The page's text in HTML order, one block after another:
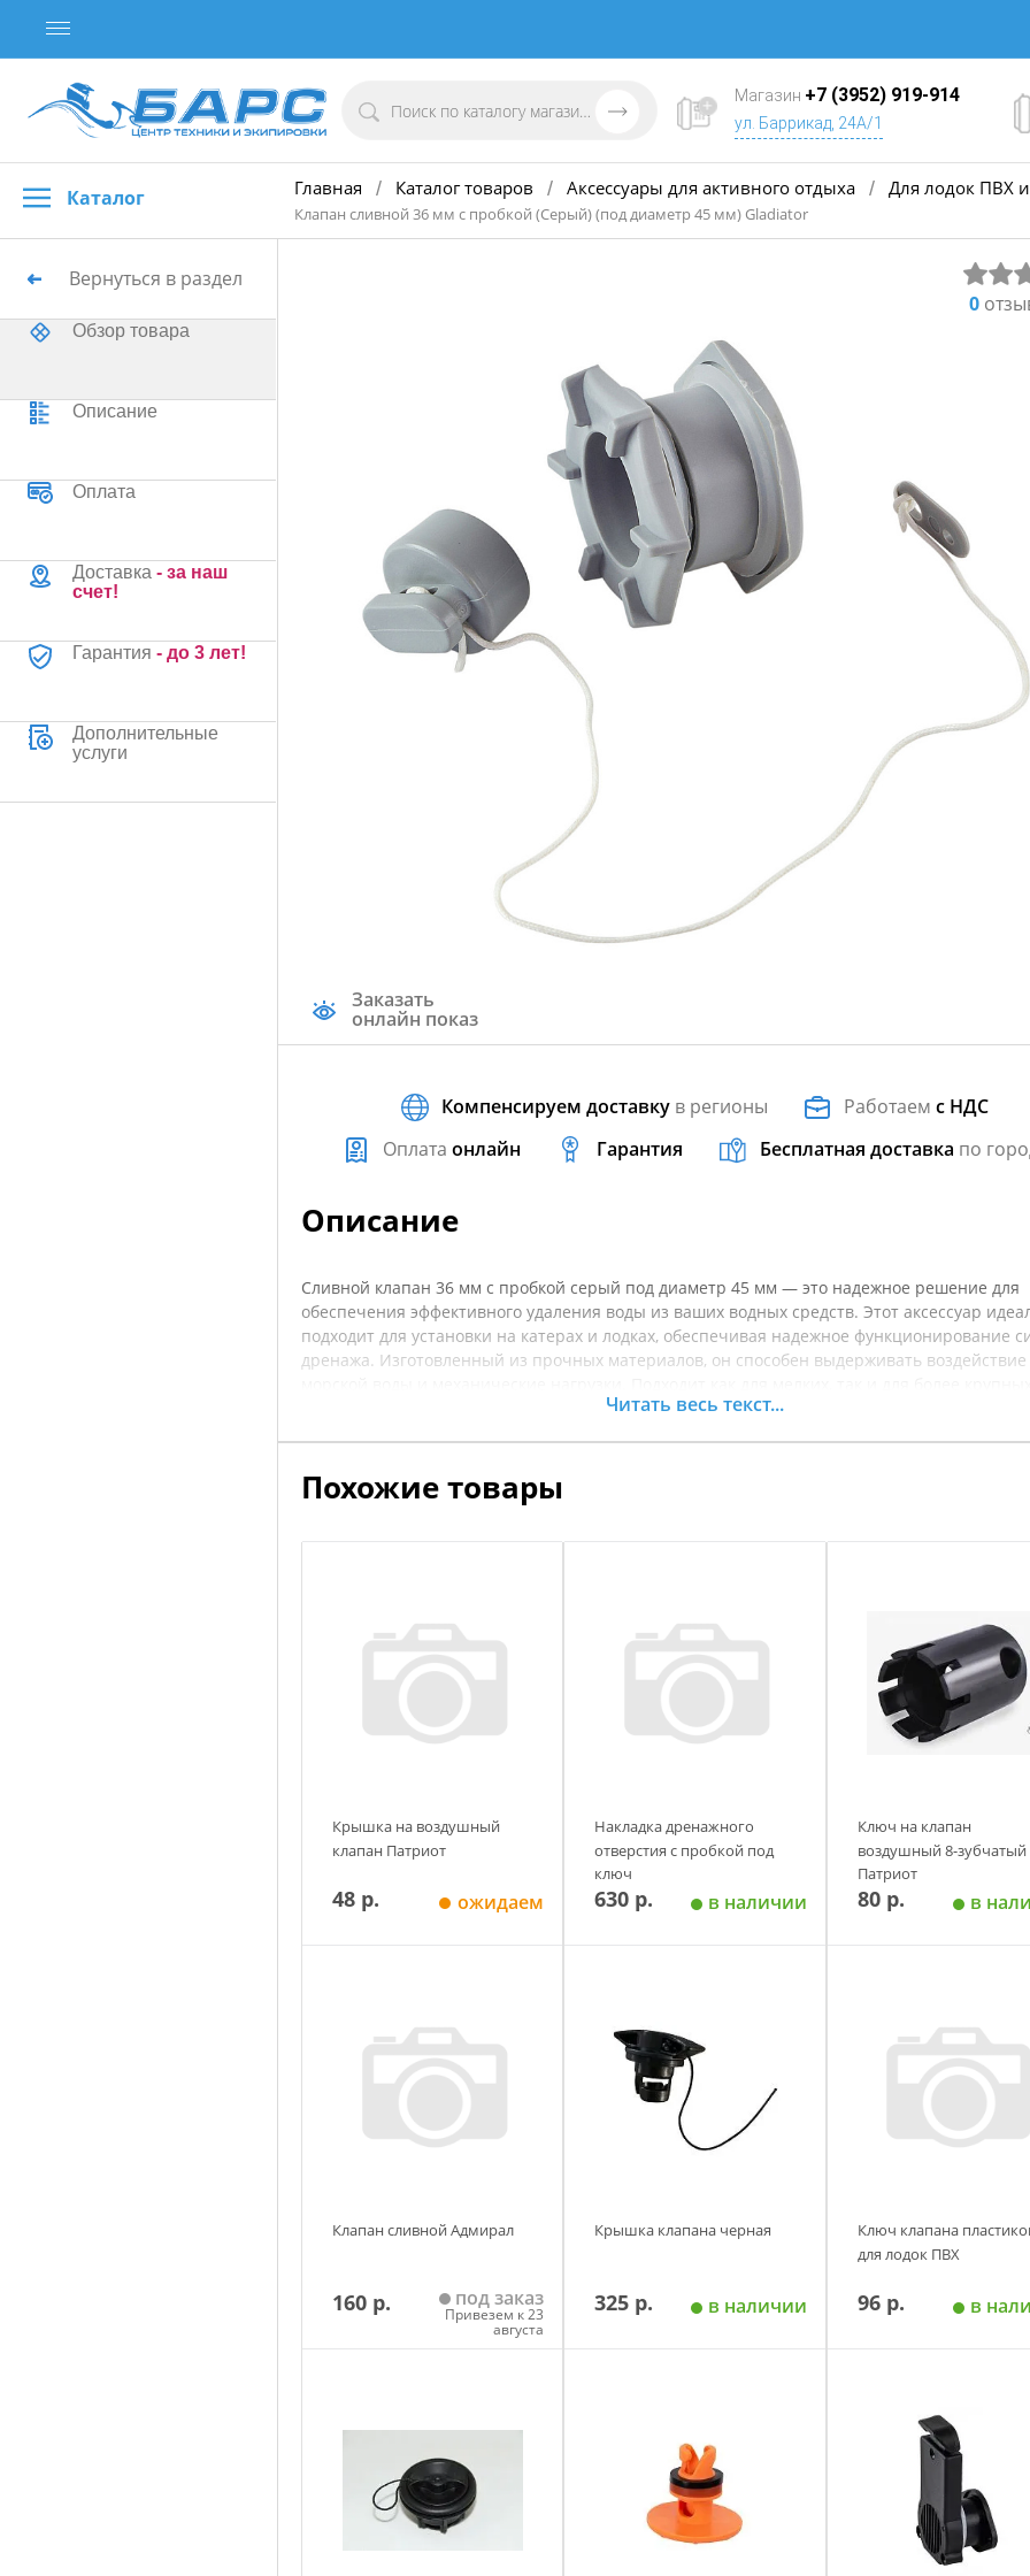
Магазин +7 (3952) 919-914
ул. Баррикад, 24А/1
Каталог Главная / Каталог товаров / Аксессуары для активного отдыха / Для лодок ПВХ и
Клапан сливной 36 мм с пробкой (Серый) (под диаметр 45 мм) Gladiator
Вернуться в раздел
Обзор товара
Описание
Оплата
Доставка - за наш
счет!
Гарантия - до 3 лет!
Дополнительные
услуги
0
Заказать
онлайн показ
Компенсируем доставку в регионы Работаемс НДС
Оплата онлайн Гарантия Бесплатная доставка по
Описание
Сливной клапан 36 мм с пробкой серый под диаметр 45 мм — это надежное решение для
обеспечения эффективного удаления воды из ваших водных средств. Этот аксессуар
подходит для установки на катерах и лодках, обеспечивая надежное функционирование
дренажа. Изготовленный из прочных материалов, он способен выдерживать воздействие
моделей, гарантируя безопасность и долговечность. Установка такого сливного клапана
компонентом для владельцев лодок и катеров. Перед покупкой рекомендуется уточнять
характеристики товара, чтобы убедиться в его совместимости с вашим оборудованием.
Читать весь текст...
Похожие товары
Крышка на воздушный
клапан Патриот
48 р. ожидаем
Накладка дренажного
отверстия с пробкой под
ключ
630 р. в наличии
Ключ на клапан
воздушный 8-зубчатый
Патриот
80 р. в
Клапан сливной Адмирал
160 р. под заказ
Привезем к 23
августа
Крышка клапана черная
325 р. в наличии
Ключ клапана
для лодок ПВХ
96 р. в